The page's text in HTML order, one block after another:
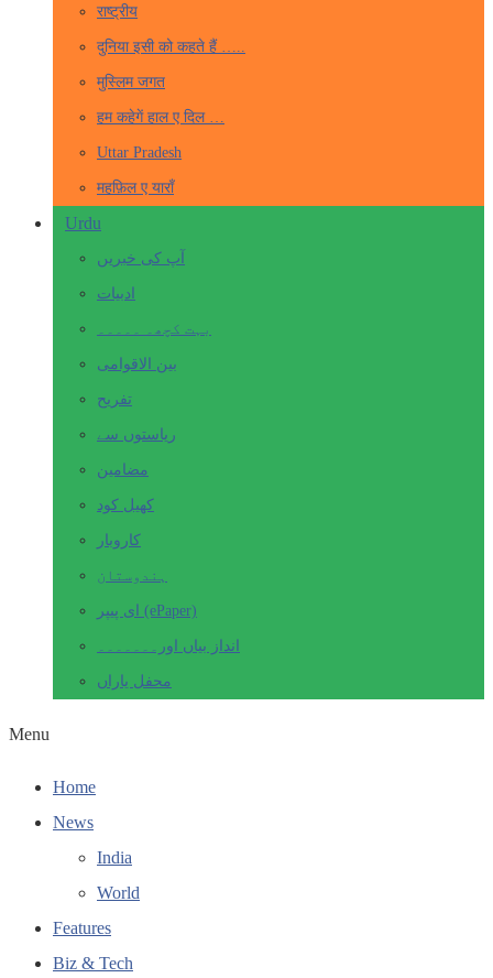
राष्ट्रीय
दुनिया इसी को कहते हैं …..
मुस्लिम जगत
हम कहेगें हाल ए दिल …
Uttar Pradesh
महफ़िल ए याराँ
Urdu
آپ کی خبریں
ادبیات
بہت کچھ۔ ۔۔۔۔۔
بین الاقوامی
تفریح
ریاستوں سے
مضامین
کھیل کود
کاروبار
ہندوستان
ای پیپر (ePaper)
انداز بیاں اور۔۔۔۔۔۔۔
محفل یاراں
Menu
Home
News
India
World
Features
Biz & Tech